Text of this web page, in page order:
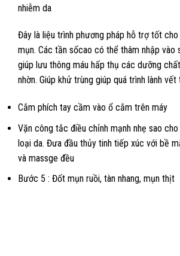
nhiễm da
Đây là liệu trình phương pháp hỗ trợ tốt
mụn. Các tần sốcao có thể thâm nhập vào
giúp lưu thông máu hấp thụ các dưỡng
nhờn. Giúp khử trùng giúp quá trình lành vết
Cắm phích tay cầm vào ổ cắm trên máy
Vặn công tắc điều chỉnh mạnh nhẹ sao
loại da. Đưa đầu thủy tinh tiếp xúc với bề
và massge đều
Bước 5 : Đốt mụn ruồi, tàn nhang, mụn thịt